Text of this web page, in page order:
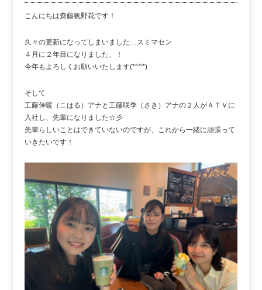
こんにちは齋藤帆野花です！
久々の更新になってしまいました…スミマセン
４月に２年目になりました、！
今年もよろしくお願いいたします(*^^*)
そして
工藤倖暖（こはる）アナと工藤咲季（さき）アナの２人がＡＴＶに
入社し、先輩になりました☆彡
先輩らしいことはできていないのですが、これから一緒に頑張って
いきたいです！